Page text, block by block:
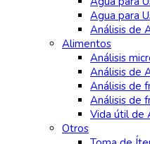
Agua para
Análisis de
Alimentos
Análisis
Análisis de
Análisis de
Análisis de
Vida útil de
Otros